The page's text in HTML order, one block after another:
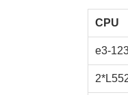
CPU
e3-